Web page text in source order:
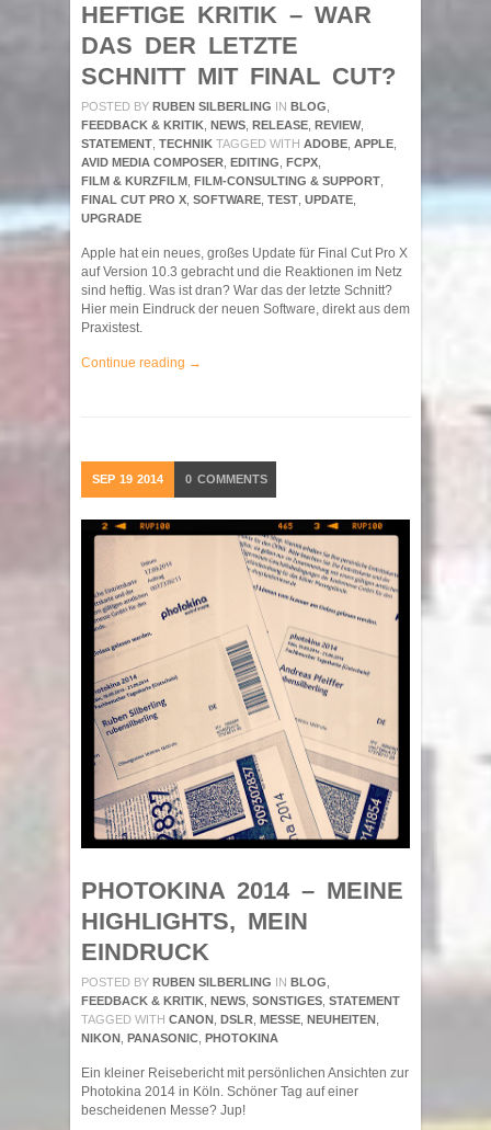
HEFTIGE KRITIK – WAR
DAS DER LETZTE
SCHNITT MIT FINAL CUT?
POSTED BY RUBEN SILBERLING IN BLOG
FEEDBACK & KRITIK NEWS RELEASE REVIEW,
STATEMENT TECHNIK TAGGED WITH ADOBE APPLE
AVID MEDIA COMPOSER EDITING FCPX
FILM & KURZFILM FILM-CONSULTING & SUPPORT
FINAL CUT PRO X SOFTWARE TEST UPDATE
UPGRADE
Apple hat ein neues, großes Update für Final Cut Pro X
auf Version 10.3 gebracht und die Reaktionen im Netz
sind heftig. Was ist dran? War das der letzte Schnitt?
Hier mein Eindruck der neuen Software, direkt aus dem
Praxistest.
Continue reading →
SEP 19 2014 0 COMMENTS
PHOTOKINA 2014 – MEINE
HIGHLIGHTS, MEIN
EINDRUCK
POSTED BY RUBEN SILBERLING IN BLOG
FEEDBACK & KRITIK NEWS SONSTIGES STATEMENT
TAGGED WITH CANON DSLR MESSE NEUHEITEN
NIKON PANASONIC PHOTOKINA
Ein kleiner Reisebericht mit persönlichen Ansichten zur
Photokina 2014 in Köln. Schöner Tag auf einer
bescheidenen Messe? Jup!